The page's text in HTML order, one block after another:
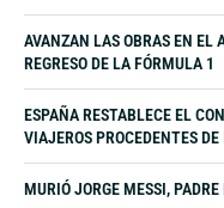
AVANZAN LAS OBRAS EN EL
REGRESO DE LA FÓRMULA 1
ESPAÑA RESTABLECE EL
VIAJEROS PROCEDENTES
MURIÓ JORGE MESSI,